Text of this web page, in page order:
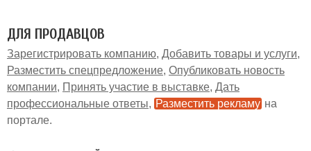
ДЛЯ ПРОДАВЦОВ
Зарегистрировать компанию Добавить товары и услуги
Разместить спецпредложение Опубликовать новость
компании
Принять участие в выставке Дать
профессиональные ответы
Разместить рекламу на
портале